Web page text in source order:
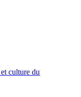
culture du